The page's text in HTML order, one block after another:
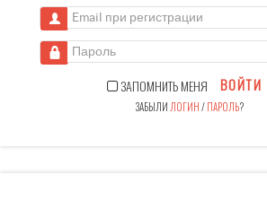
Email при регистрации
Пароль
ЗАПОМНИТЬ МЕНЯ ВОЙТИ
ЗАБЫЛИ ЛОГИН/ПАРОЛЬ?